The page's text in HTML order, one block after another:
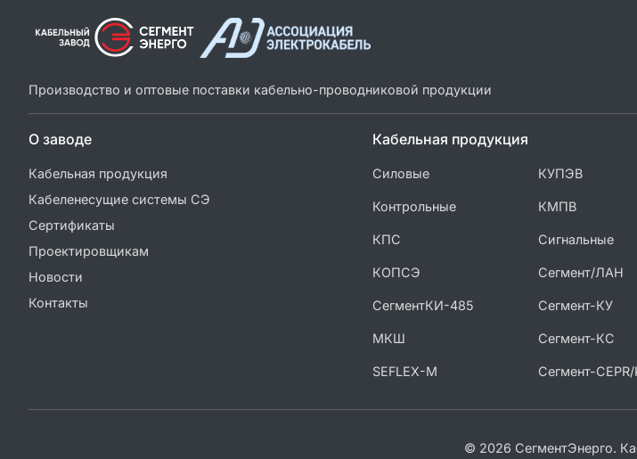
Производство и оптовые поставки кабельно-проводниковой продукции
О заводе
Кабельная продукция
Кабеленесущие системы СЭ
Сертификаты
Проектировщикам
Новости
Контакты
Кабельная продукция
Силовые КУПЭВ
Контрольные КМПВ
КПС Сигнальные
КОПСЭ Сегмент/ЛАН
СегментКИ-485 Сегмент-КУ
МКШ Сегмент-КС
SEFLEX-M Сегмент-CEPR/
© 2026 СегментЭнерго.